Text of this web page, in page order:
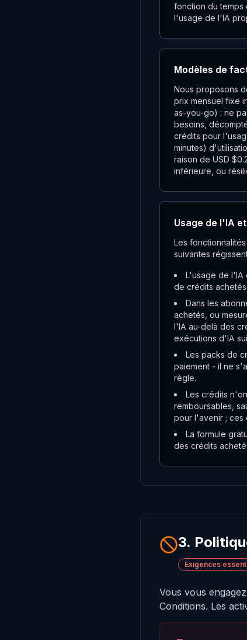
fonction du temps
l'usage de l'IA
Modèles de
Nous proposons
prix mensuel fixe
as-you-go) : ne
besoins,
crédits pour
minutes)
raison de USD
inférieure, ou
Usage de l'IA
Les
suivantes
L'usage de l'IA
de crédits
Dans les
achetés, ou
l'IA au-delà des
exécutions d'IA
Les packs de
paiement - il ne
règle.
Les crédits
remboursables,
pour l'avenir ; ces
La formule
des crédits
3.
Exigences
Vous vous
Conditions. Les